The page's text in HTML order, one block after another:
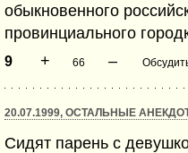
обыкновенного
провинциального
9 + 66 –
20.07.1999, ОСТАЛЬНЫЕ
Сидят парень с